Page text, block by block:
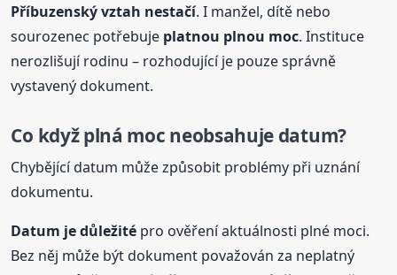
Příbuzenský vztah nestačí. I manžel, dítě nebo
sourozenec potřebuje platnou plnou moc. Instituce
nerozlišují rodinu – rozhodující je pouze správně
vystavený dokument.
Co kdyžplná moc neobsahuje datum?
Chybějící datum může způsobit problémy při uznání
dokumentu.
Datum je důležité pro ověření aktuálnosti plné moci.
Bez něj může být dokument považován za neplatný